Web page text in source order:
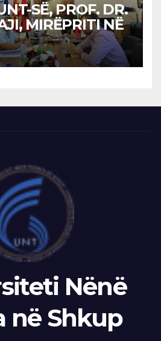
SË, PROF. DR.
MIRËPRITI NË
DREJTORIN E
DR. BURIM
Nënë
në Shkup